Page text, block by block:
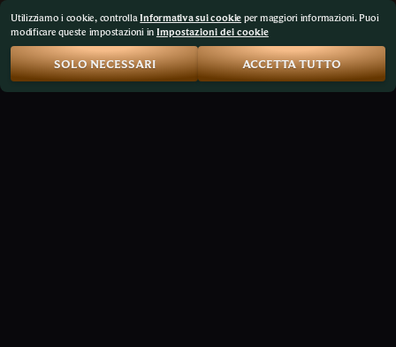
Utilizziamo i cookie, controllaInformativa sui cookie per maggiori informazioni. Puoi
modificare queste impostazioni in Impostazioni dei cookie
SOLO NECESSARI ACCETTA TUTTO